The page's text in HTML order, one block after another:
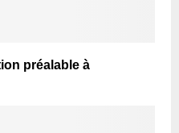
préalable à